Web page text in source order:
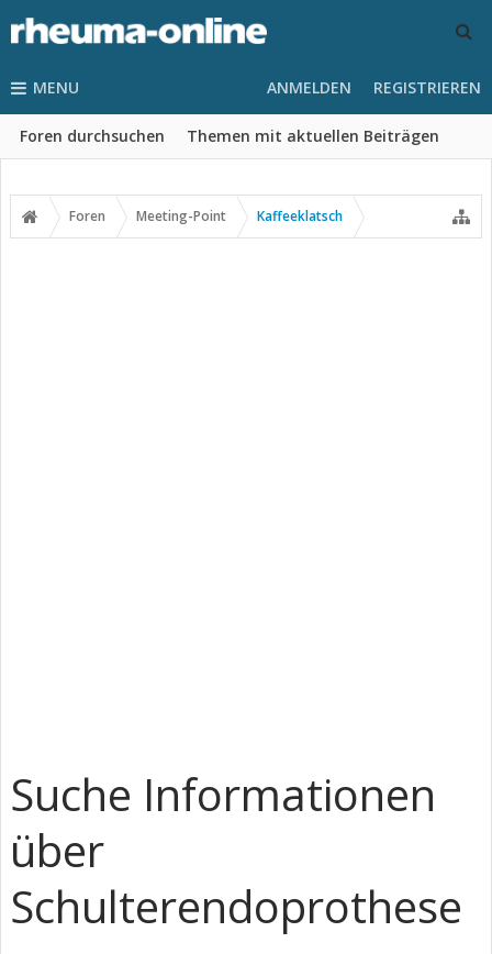
MENU
Foren durchsuchen Themen mit aktuellen Beiträgen
ANMELDEN REGISTRIEREN
Foren Meeting-Point Kaffeeklatsch
Suche Informationen
über
Schulterendoprothese